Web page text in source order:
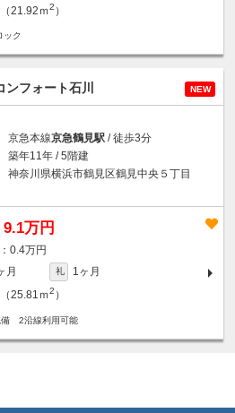
21.92ｍ2 ）
ク
ンフォート石川 NEW
京急本線京急鶴見駅 / 徒歩3分
築年11年 / 5階建
神奈川県横浜市鶴見区鶴見中央５丁目
9.1万円
0.4万円
月 礼
1ヶ月
25.81ｍ2 ）
2沿線利用可能